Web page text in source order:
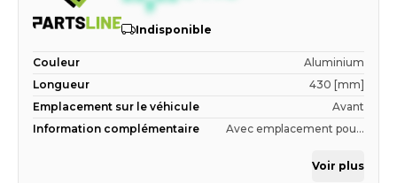
Indisponible
Couleur
Aluminium
Longueur
430 [mm]
Emplacement sur le véhicule
Avant
Information complémentaire
Avec emplacement pou...
Voir plus